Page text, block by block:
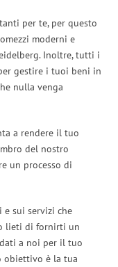
per te, per questo
moderni e
Inoltre, tutti i
gestire i tuoi beni in
nulla venga
a rendere il tuo
del nostro
un processo di
sui servizi che
lieti di fornirti un
a noi per il tuo
obiettivo è la tua